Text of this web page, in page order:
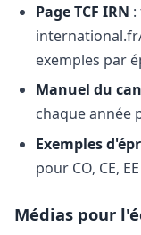
Page TCF IRN
exemples par
Manuel du
chaque année
Exemples
pour CO, CE,
Médias pour